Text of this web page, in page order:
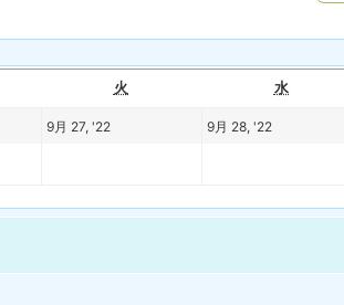
火 水
9月 27, '22 9月 28, '22